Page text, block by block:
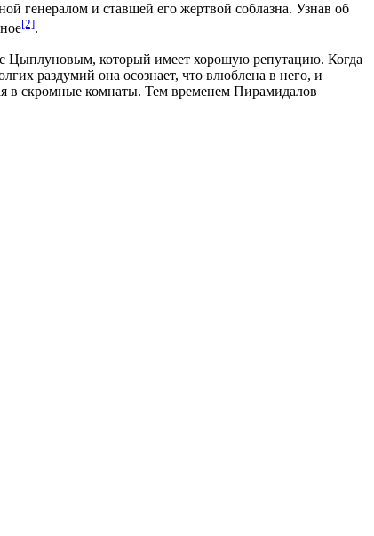
генералом и ставшей его жертвой соблазна. Узнав об
[2].
с Цыплуновым, который имеет хорошую репутацию. Когда
раздумий она осознает, что влюблена в него, и
в скромные комнаты. Тем временем Пирамидалов